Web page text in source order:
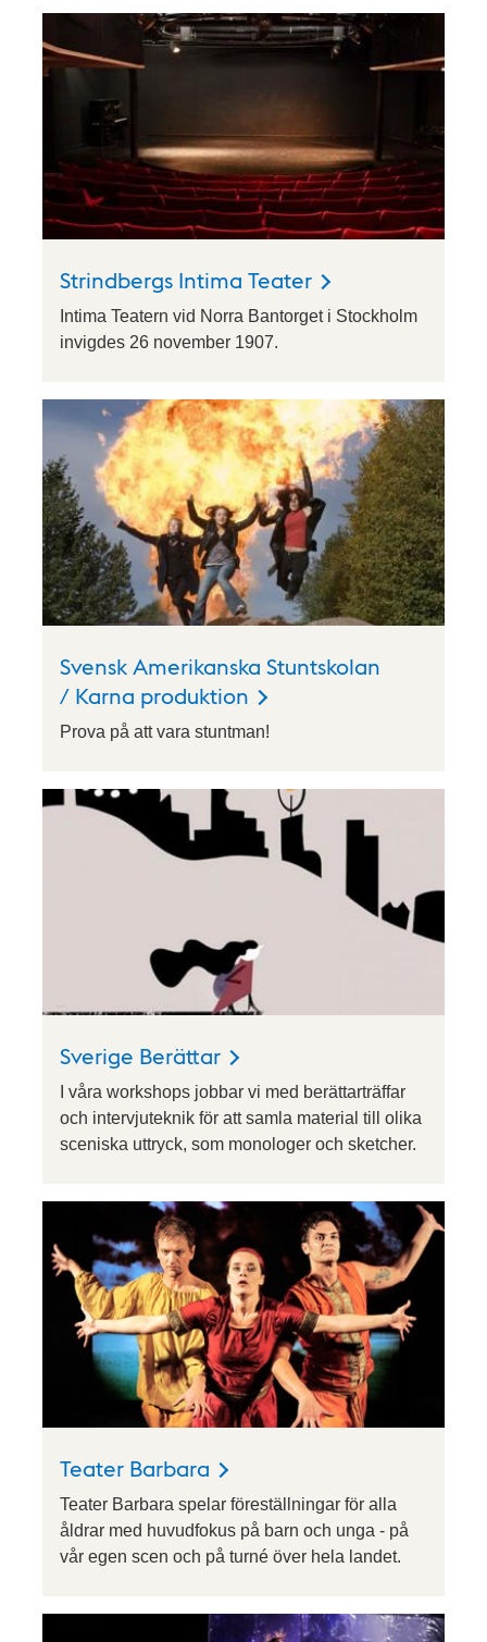
Strindbergs Intima Teater
Intima Teatern vid Norra Bantorget i Stockholm
invigdes 26 november 1907.
Svensk Amerikanska Stuntskolan
/ Karna produktion
Prova på att vara stuntman!
Sverige Berättar
I våra workshops jobbar vi med berättarträffar
och intervjuteknik för att samla material till olika
sceniska uttryck, som monologer och sketcher.
Teater Barbara
Teater Barbara spelar föreställningar för alla
åldrar med huvudfokus på barn och unga - på
vår egen scen och på turné över hela landet.